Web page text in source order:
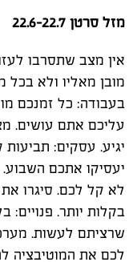
מזל סרטן 22.6-22.7
אין מצב שתסרבו
מובן מאליו ולא בכל
בעבודה: כל זמנכם
עליכם אתם עושים.
יגיע. עסקים:
יעסיקו אתכם
לא קל לכם. סיגרו
בקלות יותר. פנויים:
שרציתם לעשות.
לכם את המוטיבציה